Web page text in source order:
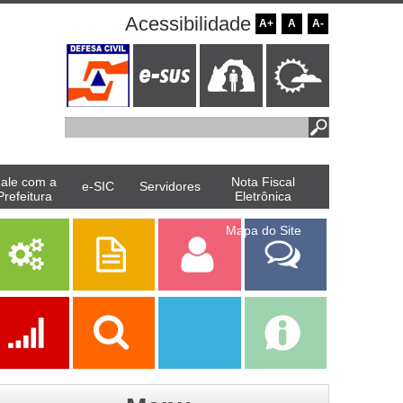
Acessibilidade A+ A A-
com a
e-SIC Servidores
Nota Fiscal
Eletrônica
Mapa do Site
Serviços Publicações Servidor
Fale Com a
Prefeitura